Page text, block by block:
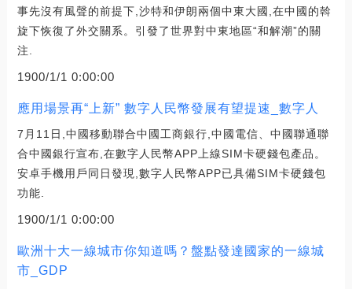
事先沒有風聲的前提下,沙特和伊朗兩個中東大國,在中國的斡
旋下恢復了外交關系。引發了世界對中東地區“和解潮”的關
注.
1900/1/1 0:00:00
應用場景再“上新” 數字人民幣發展有望提速_數字人
7月11日,中國移動聯合中國工商銀行,中國電信、中國聯通聯
合中國銀行宣布,在數字人民幣APP上線SIM卡硬錢包產品。
安卓手機用戶同日發現,數字人民幣APP已具備SIM卡硬錢包
功能.
1900/1/1 0:00:00
歐洲十大一線城市你知道嗎？盤點發達國家的一線城
市_GDP